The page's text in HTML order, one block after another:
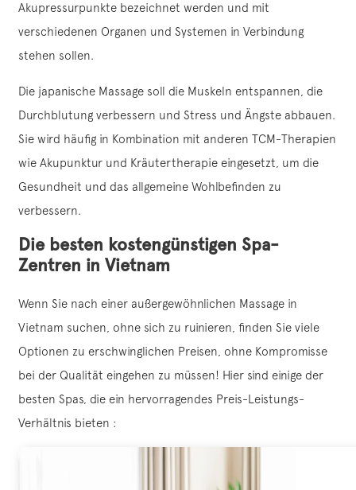
Akupressurpunkte bezeichnet werden und mit
verschiedenen Organen und Systemen in Verbindung
stehen sollen.
Die japanische Massage soll die Muskeln entspannen, die
Durchblutung verbessern und Stress und Ängste abbauen.
Sie wird häufig in Kombination mit anderen TCM-Therapien
wie Akupunktur und Kräutertherapie eingesetzt, um die
Gesundheit und das allgemeine Wohlbefinden zu
verbessern.
Die besten kostengünstigen Spa-
Zentren in Vietnam
Wenn Sie nach einer außergewöhnlichen Massage in
Vietnam suchen, ohne sich zu ruinieren, finden Sie viele
Optionen zu erschwinglichen Preisen, ohne Kompromisse
bei der Qualität eingehen zu müssen! Hier sind einige der
besten Spas, die ein hervorragendes Preis-Leistungs-
Verhältnis bieten :